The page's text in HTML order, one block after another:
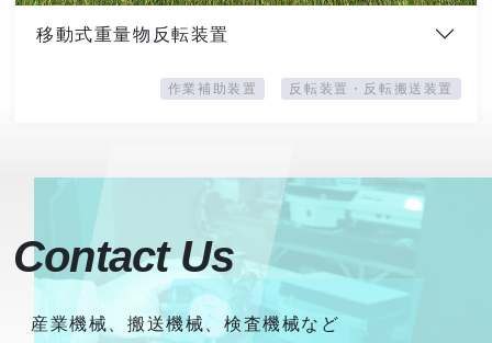
移動式重量物反転装置
作業補助装置 反転装置・反転搬送装置
Contact Us
産業機械、搬送機械、検査機械など